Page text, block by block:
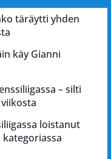
täräytti yhden
käy Gianni
– silti
loistanut